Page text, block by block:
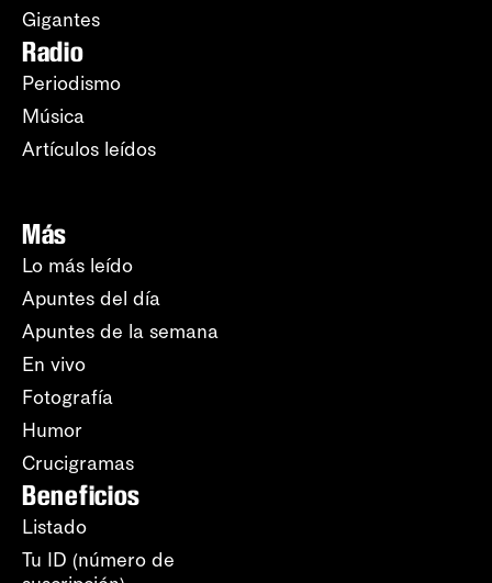
Gigantes
Radio
Periodismo
Música
Artículos leídos
Más
Lo más leído
Apuntes del día
Apuntes de la semana
En vivo
Fotografía
Humor
Crucigramas
Beneficios
Listado
Tu ID (número de